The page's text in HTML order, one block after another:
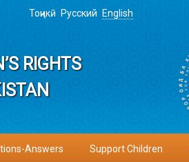
Тоҷикӣ Русский English
RIGHTS
Answers Support Children